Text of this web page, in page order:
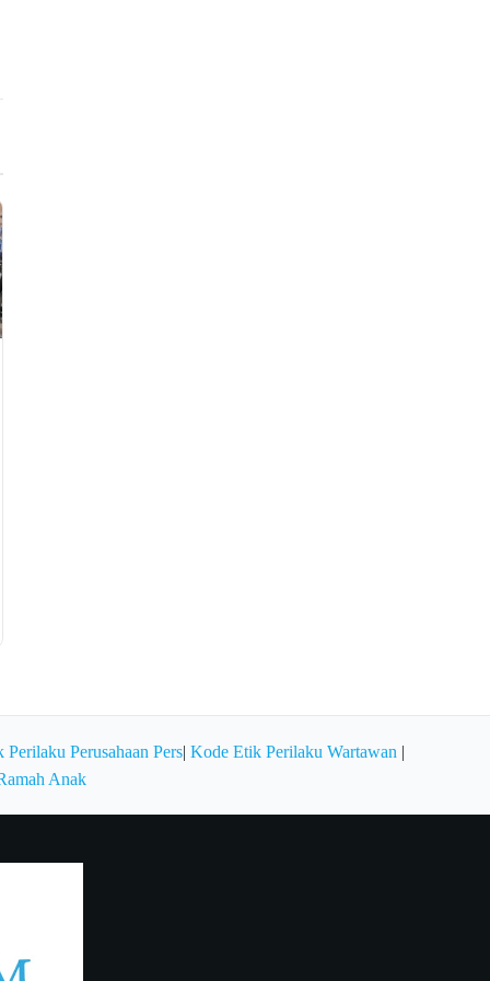
Perusahaan Pers| Kode Etik Perilaku Wartawan |
Anak